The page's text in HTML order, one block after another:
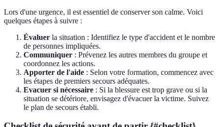
Lors d'une urgence, il est essentiel de conserver son calme. Voici
quelques étapes à suivre :
Évaluer la situation : Identifiez le type d'accident et le nombre
de personnes impliquées.
Communiquer : Prévenez les autres membres du groupe et
coordonnez les actions.
Apporter de l'aide : Selon votre formation, commencez avec
les étapes de premiers secours adéquates.
Evacuer si nécessaire : Si la blessure est trop grave ou si la
situation se détériore, envisagez d'évacuer la victime. Suivez
le plan de secours établi.